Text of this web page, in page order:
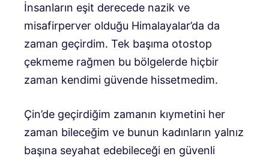
İnsanların eşit derecede nazik ve
misafirperver olduğu Himalayalar’da da
zaman geçirdim. Tek başıma otostop
çekmeme rağmen bu bölgelerde hiçbir
zaman kendimi güvende hissetmedim.
Çin’de geçirdiğim zamanın kıymetini her
zaman bileceğim ve bunun kadınların yalnız
başına seyahat edebileceği en güvenli